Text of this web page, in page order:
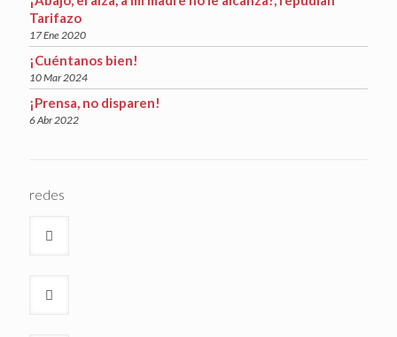
Tarifazo
17 Ene 2020
¡Cuéntanos bien!
10 Mar 2024
¡Prensa, no disparen!
6 Abr 2022
redes